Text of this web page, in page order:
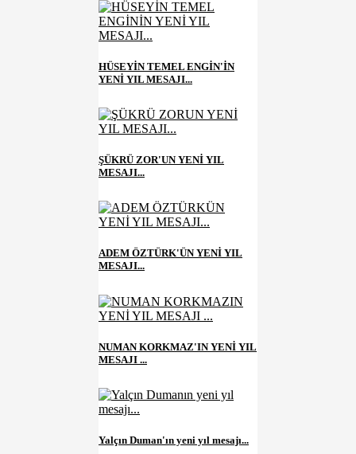
HÜSEYİN TEMEL ENGİN'İN
YENİ YIL MESAJI...
ŞÜKRÜ ZOR'UN YENİ YIL
MESAJI...
ADEM ÖZTÜRK'ÜN YENİ YIL
MESAJI...
NUMAN KORKMAZ'IN YENİ YIL
MESAJI ...
Yalçın Duman'ın yeni yıl mesajı...